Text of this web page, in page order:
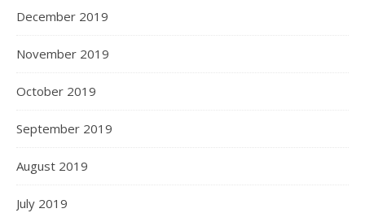
December 2019
November 2019
October 2019
September 2019
August 2019
July 2019